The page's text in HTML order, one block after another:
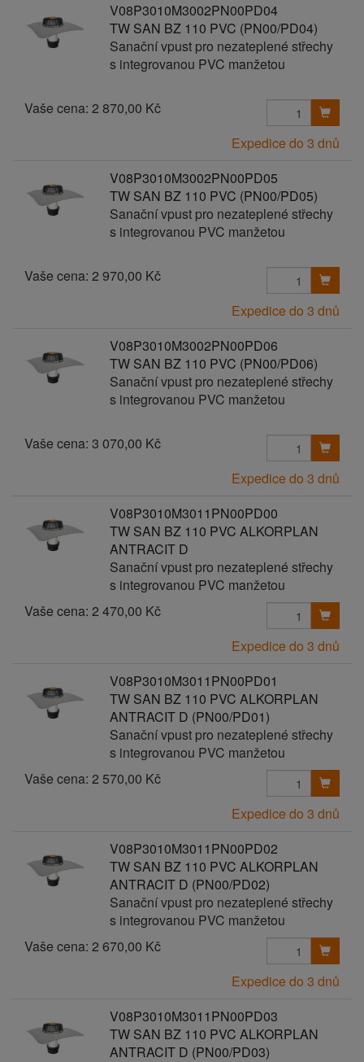
V08P3010M3002PN00PD04
TW SAN BZ 110 PVC (PN00/PD04)
Sanační vpust pro nezateplené střechy
s integrovanou PVC manžetou
Vaše cena: 2 870,00 Kč
Expedice do 3 dnů
V08P3010M3002PN00PD05
TW SAN BZ 110 PVC (PN00/PD05)
Sanační vpust pro nezateplené střechy
s integrovanou PVC manžetou
Vaše cena: 2 970,00 Kč
Expedice do 3 dnů
V08P3010M3002PN00PD06
TW SAN BZ 110 PVC (PN00/PD06)
Sanační vpust pro nezateplené střechy
s integrovanou PVC manžetou
Vaše cena: 3 070,00 Kč
Expedice do 3 dnů
V08P3010M3011PN00PD00
TW SAN BZ 110 PVC ALKORPLAN
ANTRACIT D
Sanační vpust pro nezateplené střechy
s integrovanou PVC manžetou
Vaše cena: 2 470,00 Kč
Expedice do 3 dnů
V08P3010M3011PN00PD01
TW SAN BZ 110 PVC ALKORPLAN
ANTRACIT D (PN00/PD01)
Sanační vpust pro nezateplené střechy
s integrovanou PVC manžetou
Vaše cena: 2 570,00 Kč
Expedice do 3 dnů
V08P3010M3011PN00PD02
TW SAN BZ 110 PVC ALKORPLAN
ANTRACIT D (PN00/PD02)
Sanační vpust pro nezateplené střechy
s integrovanou PVC manžetou
Vaše cena: 2 670,00 Kč
Expedice do 3 dnů
V08P3010M3011PN00PD03
TW SAN BZ 110 PVC ALKORPLAN
ANTRACIT D (PN00/PD03)